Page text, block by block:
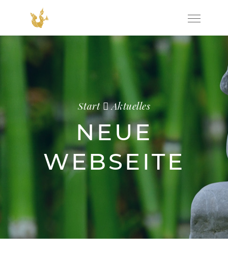
Start Aktuelles
NEUE
WEBSEITE